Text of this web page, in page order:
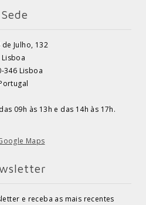
Sede
de Julho, 132
Lisboa
346 Lisboa
09h às 13h e das 14h às 17h.
Maps
e receba as mais recentes